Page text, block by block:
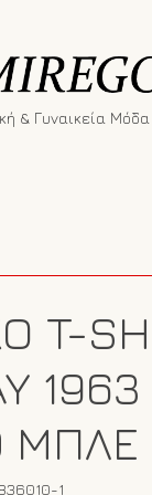
& Γυναικεία Μόδα
T-
1963
ΜΠΛΕ
1